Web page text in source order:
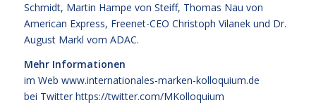
Schmidt, Martin Hampe von Steiff, Thomas Nau von
American Express, Freenet-CEO Christoph Vilanek und Dr.
August Markl vom ADAC.
Mehr Informationen
im Web www.internationales-marken-kolloquium.de
bei Twitter https://twitter.com/MKolloquium